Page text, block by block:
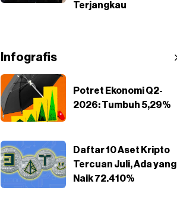
Terjangkau
Infografis
Potret Ekonomi Q2-
2026: Tumbuh 5,29%
Daftar 10 Aset Kripto
Tercuan Juli, Ada yang
Naik 72.410%